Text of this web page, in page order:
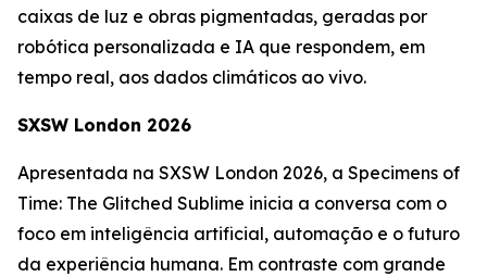
caixas de luz e obras pigmentadas, geradas por
robótica personalizada e IA que respondem, em
tempo real, aos dados climáticos ao vivo.
SXSW London 2026
Apresentada na SXSW London 2026, a Specimens of
Time: The Glitched Sublime inicia a conversa com o
foco em inteligência artificial, automação e o futuro
da experiência humana. Em contraste com grande